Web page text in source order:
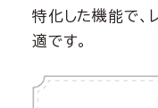
特化した機能で、
適です。